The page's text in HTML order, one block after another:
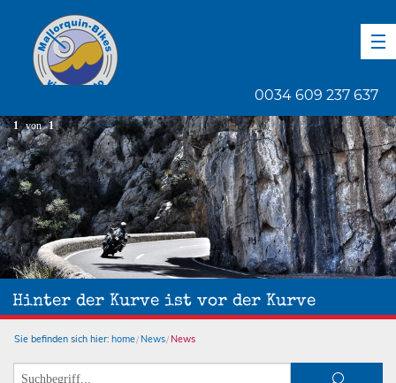
0034 609 237 637
Hinter der Kurve ist vor der Kurve
1 von 1
Sie befinden sich hier: home News News